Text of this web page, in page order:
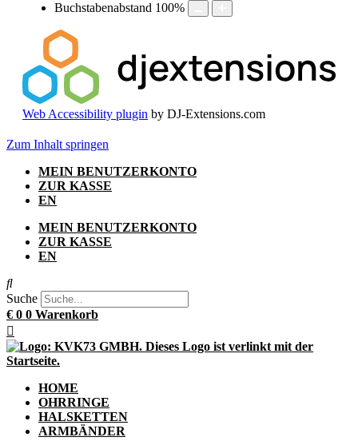
Buchstabenabstand 100%
Web Accessibility plugin by DJ-Extensions.com
Zum Inhalt springen
MEIN BENUTZERKONTO
ZUR KASSE
EN
MEIN BENUTZERKONTO
ZUR KASSE
EN
Suche
€ 0 0 Warenkorb
HOME
OHRRINGE
HALSKETTEN
ARMBÄNDER